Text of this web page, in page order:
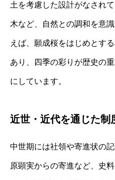
土を考慮した設計がなされ
木など、自然との調和を意
えば、願成桜をはじめとす
あり、四季の彩りが歴史の
にしています。
近世・近代を通じた制
中世期には社領や寄進状の
原顕実からの寄進など、史